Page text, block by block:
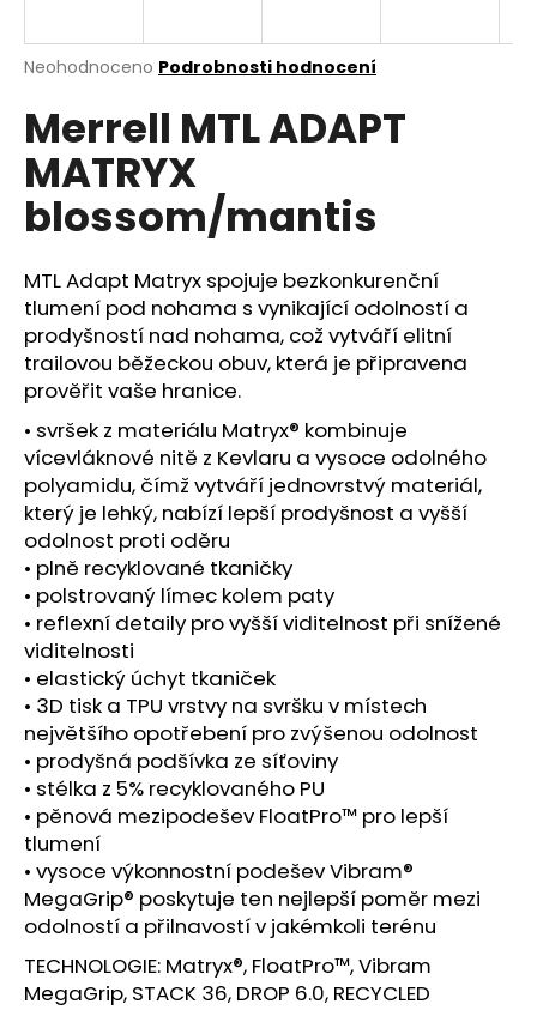
Průměrné
produktu
je
0,0
5
hvězdiček.
Neohodnoceno Podrobnosti hodnocení
Merrell MTL ADAPT
MATRYX
blossom/mantis
MTL Adapt Matryx spojuje bezkonkurenční
tlumení pod nohama s vynikající odolností a
prodyšností nad nohama, což vytváří elitní
trailovou běžeckou obuv, která je připravena
prověřit vaše hranice.
• svršek z materiálu Matryx® kombinuje
vícevláknové nitě z Kevlaru a vysoce odolného
polyamidu, čímž vytváří jednovrstvý materiál,
který je lehký, nabízí lepší prodyšnost a vyšší
odolnost proti oděru
• plně recyklované tkaničky
• polstrovaný límec kolem paty
• reflexní detaily pro vyšší viditelnost při snížené
viditelnosti
• elastický úchyt tkaniček
• 3D tisk a TPU vrstvy na svršku v místech
největšího opotřebení pro zvýšenou odolnost
• prodyšná podšívka ze síťoviny
• stélka z 5% recyklovaného PU
• pěnová mezipodešev FloatPro™ pro lepší
tlumení
• vysoce výkonnostní podešev Vibram®
MegaGrip® poskytuje ten nejlepší poměr mezi
odolností a přilnavostí v jakémkoli terénu
TECHNOLOGIE: Matryx®, FloatPro™, Vibram
MegaGrip, STACK 36, DROP 6.0, RECYCLED
j
t
?
HLEDAT
D
o
p
o
r
u
č
u
j
e
m
e
SAUCONY
XODUS
ULTRA
BLACK/DUSK
2
999
Kč
Původně:
4
299
Kč